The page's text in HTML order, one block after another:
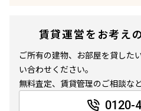
賃貸運営をお考え
ご所有の建物、お部屋を貸した
い合わせください。
無料査定、賃貸管理のご相談な
0120-